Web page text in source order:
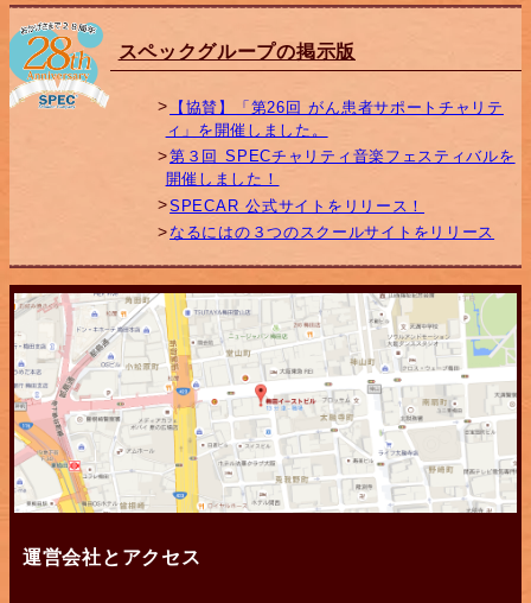
スペックグループの掲示版
【協賛】「第26回 がん患者サポートチャリテ
ィ」を開催しました。
第３回 SPECチャリティ音楽フェスティバルを
開催しました！
SPECAR 公式サイトをリリース！
なるにはの３つのスクールサイトをリリース
運営会社とアクセス